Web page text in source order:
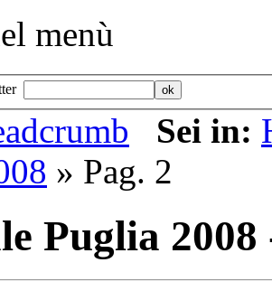
menù
Sei in:
» Pag. 2
Puglia